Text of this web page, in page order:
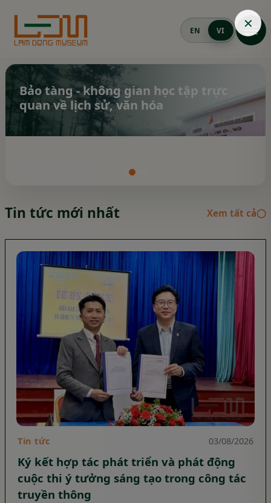
EN VI Mở
✕
Bảo tàng - không gian học tập trực
quan về lịch sử, văn hóa
Tin tức mới nhất Xem tất cả◯
Tin tức 03/08/2026
Ký kết hợp tác phát triển và phát động
cuộc thi ý tưởng sáng tạo trong công tác
truyền thông